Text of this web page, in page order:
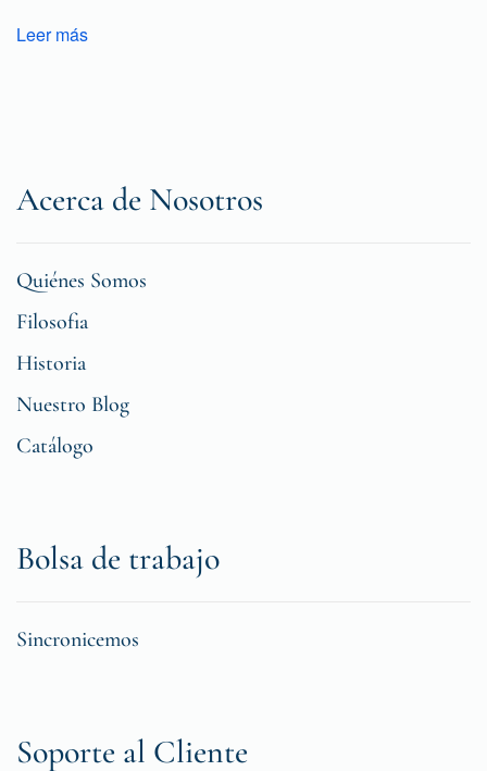
Leer más
Acerca de Nosotros
Quiénes Somos
Filosofia
Historia
Nuestro Blog
Catálogo
Bolsa de trabajo
Sincronicemos
Soporte al Cliente